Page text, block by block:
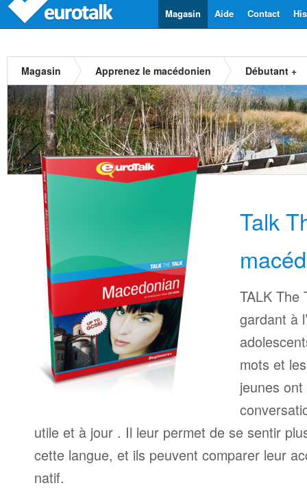
Contact
Aide
Magasin
Magasin Apprenez le macédonien Débutant +
Talk
TALK The
gardant à
mots et
jeunes
utile et à jour . Il leur permet de se sentir
cette langue, et ils peuvent comparer leur
natif.